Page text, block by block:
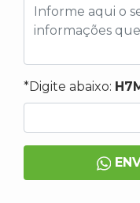
*Digite abaixo: